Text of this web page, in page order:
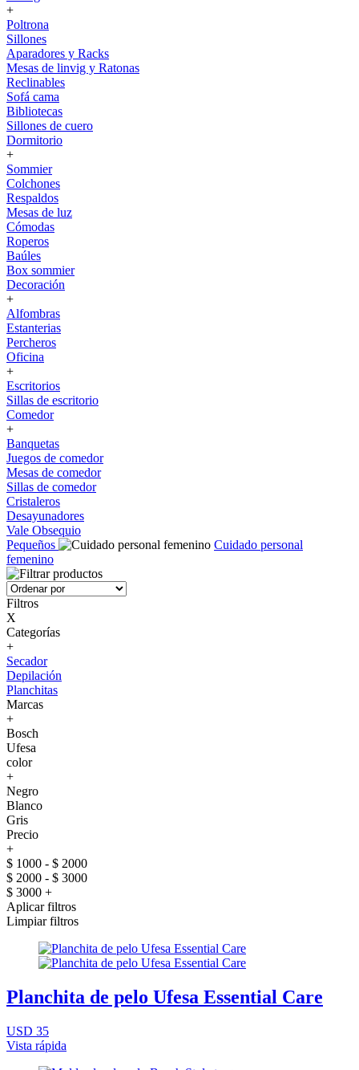
+
Poltrona
Sillones
Aparadores y Racks
Mesas de linvig y Ratonas
Reclinables
Sofá cama
Bibliotecas
Sillones de cuero
Dormitorio
+
Sommier
Colchones
Respaldos
Mesas de luz
Cómodas
Roperos
Baúles
Box sommier
Decoración
+
Alfombras
Estanterias
Percheros
Oficina
+
Escritorios
Sillas de escritorio
Comedor
+
Banquetas
Juegos de comedor
Mesas de comedor
Sillas de comedor
Cristaleros
Desayunadores
Vale Obsequio
Pequeños
Cuidado personal
femenino
Filtros
X
Categorías
+
Secador
Depilación
Planchitas
Marcas
+
Bosch
Ufesa
color
+
Negro
Blanco
Gris
Precio
+
$ 1000 - $ 2000
$ 2000 - $ 3000
$ 3000 +
Aplicar filtros
Limpiar filtros
Planchita de pelo Ufesa Essential Care
USD 35
Vista rápida